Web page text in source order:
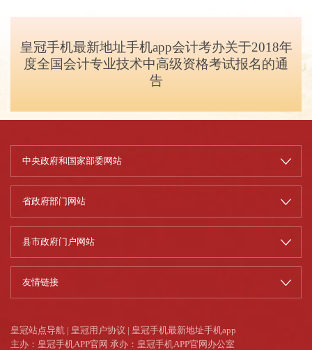
皇冠手机最新地址手机app会计考办关于2018年
度全国会计专业技术中高级资格考试报名的通
告
中央政府和国家部委网站
省政府部门网站
县市政府门户网站
友情链接
皇冠站点导航 皇冠用户协议
皇冠手机最新地址手机app
主办：皇冠手机APP官网 承办：皇冠手机APP官网办公室